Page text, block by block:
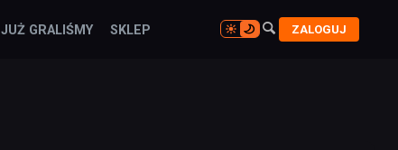
JUŻ GRALIŚMY SKLEP 
 ZALOGUJ